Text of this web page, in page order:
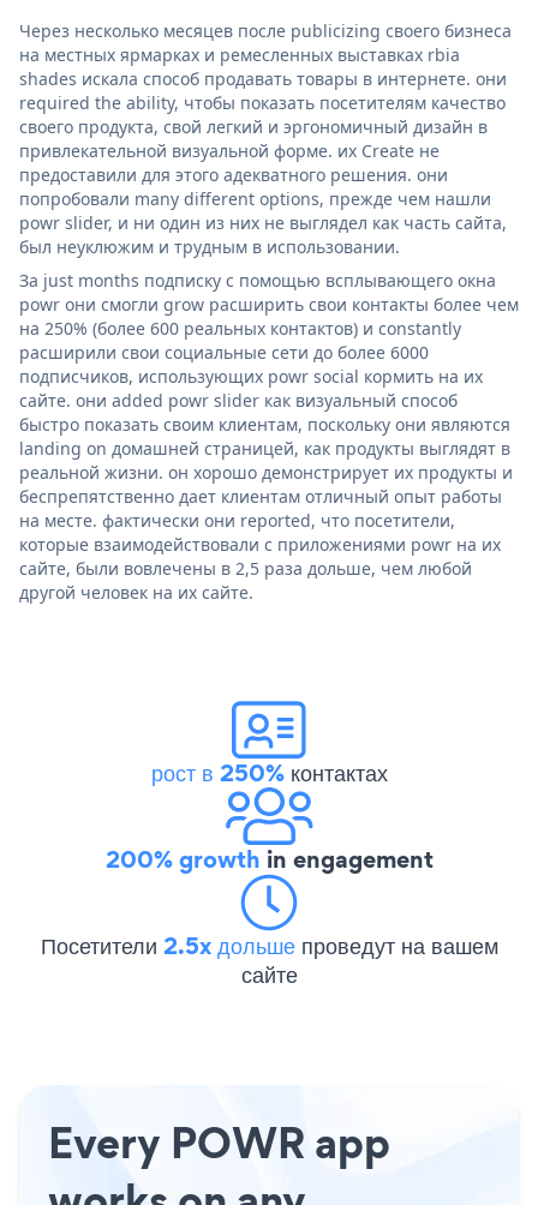
Через несколько месяцев после publicizing своего бизнеса
на местных ярмарках и ремесленных выставках rbia
shades искала способ продавать товары в интернете. они
required the ability, чтобы показать посетителям качество
своего продукта, свой легкий и эргономичный дизайн в
привлекательной визуальной форме. их Create не
предоставили для этого адекватного решения. они
попробовали many different options, прежде чем нашли
powr slider, и ни один из них не выглядел как часть сайта,
был неуклюжим и трудным в использовании.
За just months подписку с помощью всплывающего окна
powr они смогли grow расширить свои контакты более чем
на 250% (более 600 реальных контактов) и constantly
расширили свои социальные сети до более 6000
подписчиков, использующих powr social кормить на их
сайте. они added powr slider как визуальный способ
быстро показать своим клиентам, поскольку они являются
landing on домашней страницей, как продукты выглядят в
реальной жизни. он хорошо демонстрирует их продукты и
беспрепятственно дает клиентам отличный опыт работы
на месте. фактически они reported, что посетители,
которые взаимодействовали с приложениями powr на их
сайте, были вовлечены в 2,5 раза дольше, чем любой
другой человек на их сайте.
рост в 250%контактах
200% growth in engagement
Посетители 2.5x дольше проведут на вашем
сайте
Every POWR app